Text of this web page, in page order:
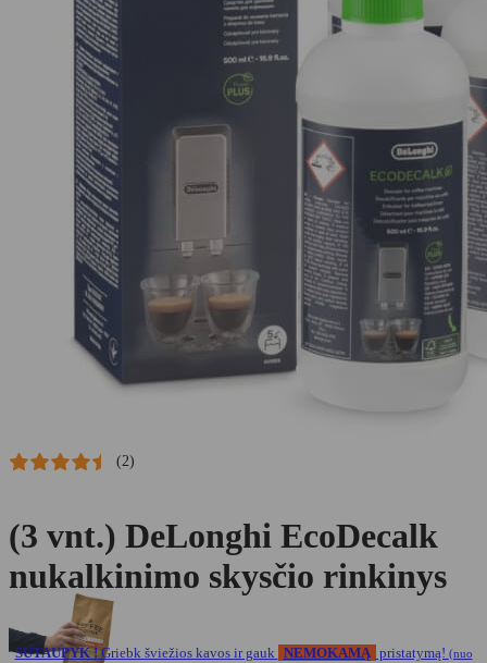
(2)
(3 vnt.) DeLonghi EcoDecalk
nukalkinimo skysčio rinkinys
SUTAUPYK !Griebk šviežios kavos ir gauk NEMOKAMĄ pristatymą! (nuo